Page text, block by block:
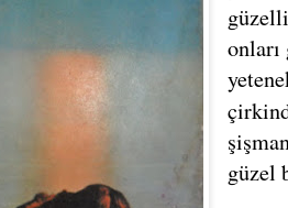
güzel